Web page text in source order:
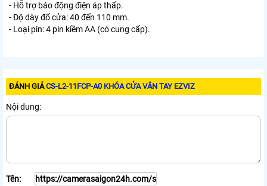
- Hỗ trợ báo động điện áp thấp.
- Độ dày đố cửa: 40 đến 110 mm.
- Loại pin: 4 pin kiềm AA (có cung cấp).
ĐÁNH GIÁCS-L2-11FCP-A0 KHÓA CỬA VÂN TAY EZVIZ
Nội dung:
Tên: